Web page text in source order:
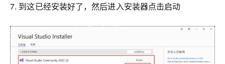
7. 到这已经安装好了，然后进入安装器点击启动